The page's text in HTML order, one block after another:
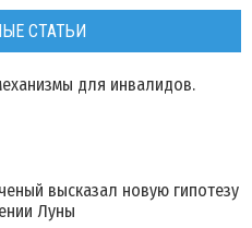
СТАТЬИ
для инвалидов.
высказал новую гипотезу
Луны